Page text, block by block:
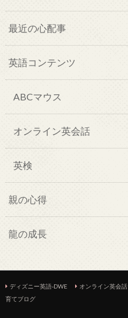
最近の心配事
英語コンテンツ
ABCマウス
オンライン英会話
英検
親の心得
龍の成長
ディズニー英語-DWE オンライン英会話
育てブログ